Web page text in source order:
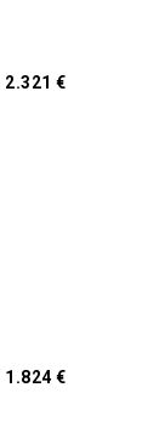
2.321 €
1.824 €